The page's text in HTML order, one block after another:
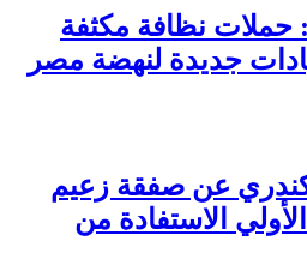
حملات نظافة مكثفة
جديدة لنهضة مصر
عن صفقة زعيم
الاستفادة من